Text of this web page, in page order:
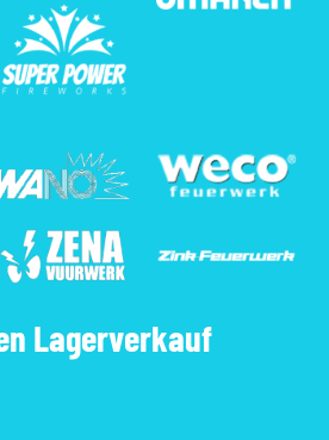
Lagerverkauf